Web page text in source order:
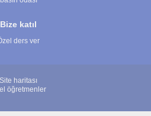
Bize katıl
ders ver
Site haritası
öğretmenler